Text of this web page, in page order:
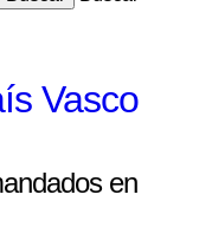
Vasco
en